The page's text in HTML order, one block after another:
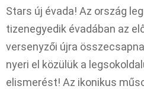
Stars új évada! Az ország
tizenegyedik évadában az
versenyzői újra
nyeri el közülük a
elismerést! Az ikonikus